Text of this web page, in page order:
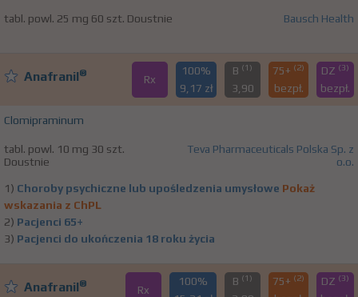
tabl. powl. 25 mg 60 szt. Doustnie Bausch Health
Anafranil® Rx
100%
9,17 zł
B (1)
3,90
75+ (2)
bezpł.
DZ (3)
bezpł.
Clomipraminum
tabl. powl. 10 mg 30 szt.
Doustnie
Teva Pharmaceuticals Polska Sp. z
o.o.
1) Choroby psychiczne lub upośledzenia umysłowe Pokaż
wskazania z ChPL
2) Pacjenci 65+
3) Pacjenci do ukończenia 18 roku życia
Anafranil® Rx
100%
B (1) 75+ (2) DZ (3)